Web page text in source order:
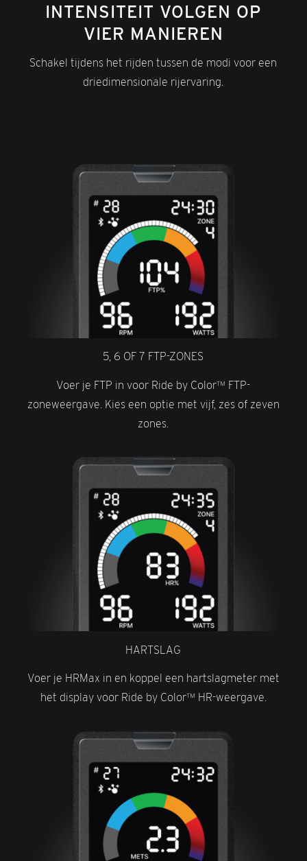
INTENSITEIT VOLGEN OP
VIER MANIEREN
Schakel tijdens het rijden tussen de modi voor een
driedimensionale rijervaring.
5, 6 OF 7 FTP-ZONES
Voer je FTP in voor Ride by Color™ FTP-
zoneweergave. Kies een optie met vijf, zes of zeven
zones.
HARTSLAG
Voer je HRMax in en koppel een hartslagmeter met
het display voor Ride by Color™ HR-weergave.